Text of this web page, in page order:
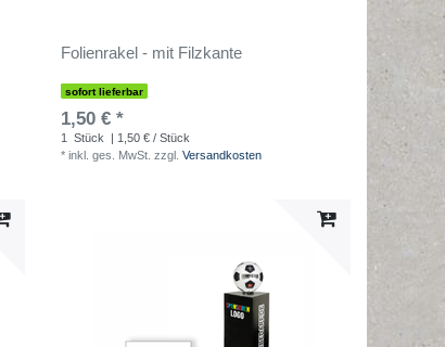
Folienrakel - mit Filzkante
sofort lieferbar
1,50 € *
1 Stück
| 1,50 € / Stück
* inkl. ges. MwSt. zzgl. Versandkosten